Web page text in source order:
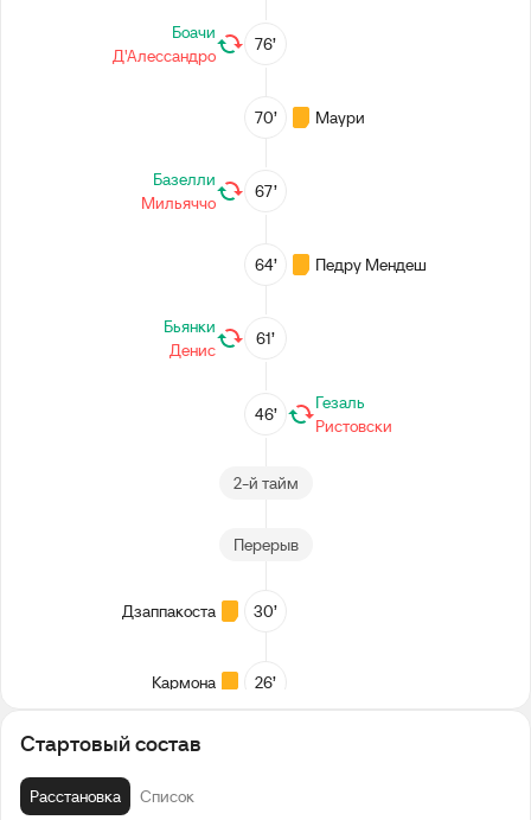
76’
Боачи
Д'Алессандро
70’ Маури
67’
Базелли
Мильяччо
64’ Педру Мендеш
61’
Бьянки
Денис
46’
Гезаль
Ристовски
2-й тайм
Перерыв
30’
Дзаппакоста
26’
Кармона
Стартовый состав
Расстановка Список